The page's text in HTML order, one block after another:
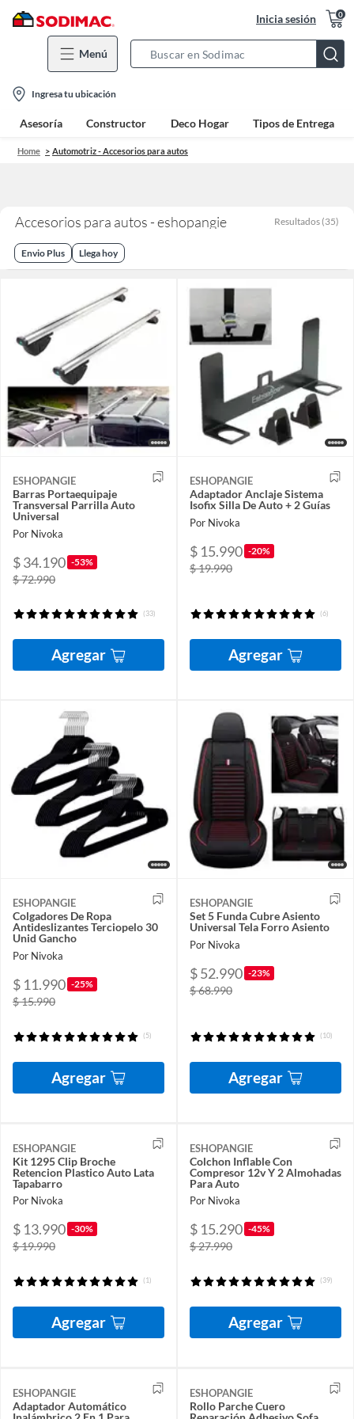
Inicia sesión 0
Menú
Bar
location-
icon
Ingresa tu ubicación
Asesoría Constructor Deco Hogar Tipos de Entrega
Home Automotriz - Accesorios para autos
Accesorios para autos - eshopangie Resultados (35)
Envio Plus Llega hoy
ESHOPANGIE
Barras Portaequipaje
Transversal Parrilla Auto
Universal
Por Nivoka
$ 34.190 -53%
$ 72.990
(33)
Agregar
ESHOPANGIE
Adaptador Anclaje Sistema
Isofix Silla De Auto + 2 Guías
Por Nivoka
$ 15.990 -20%
$ 19.990
(6)
Agregar
ESHOPANGIE
Colgadores De Ropa
Antideslizantes Terciopelo 30
Unid Gancho
Por Nivoka
$ 11.990 -25%
$ 15.990
(5)
Agregar
ESHOPANGIE
Set 5 Funda Cubre Asiento
Universal Tela Forro Asiento
Por Nivoka
$ 52.990 -23%
$ 68.990
(10)
Agregar
ESHOPANGIE
Kit 1295 Clip Broche
Retencion Plastico Auto Lata
Tapabarro
Por Nivoka
$ 13.990 -30%
$ 19.990
(1)
Agregar
ESHOPANGIE
Colchon Inflable Con
Compresor 12v Y 2 Almohadas
Para Auto
Por Nivoka
$ 15.290 -45%
$ 27.990
(39)
Agregar
ESHOPANGIE
Adaptador Automático
ESHOPANGIE
Rollo Parche Cuero